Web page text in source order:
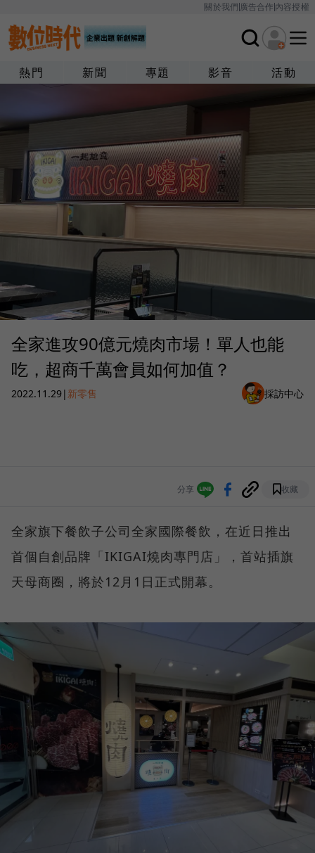
關於我們廣告合作內容授權
熱門 新聞 專題 影音 活動
全家進攻90億元燒肉市場！單人也能
吃，超商千萬會員如何加值？
2022.11.29| 新零售 採訪中心
分享 收藏
全家旗下餐飲子公司全家國際餐飲，在近日推出
首個自創品牌「IKIGAI燒肉專門店」，首站插旗
天母商圈，將於12月1日正式開幕。